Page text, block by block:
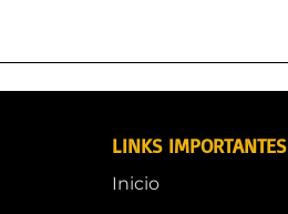
LINKS IMPORTANTES
Inicio